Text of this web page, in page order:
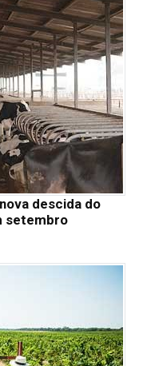
descida do
setembro